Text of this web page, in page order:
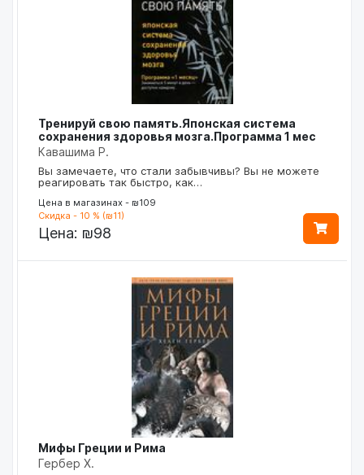
Тренируй свою память.Японская система
сохранения здоровья мозга.Программа 1 мес
Кавашима Р.
Вы замечаете, что стали забывчивы? Вы не можете
реагировать так быстро, как…
Цена в магазинах - ₪109
Скидка - 10 % (₪11)
Цена: ₪98
Мифы Греции и Рима
Гербер Х.